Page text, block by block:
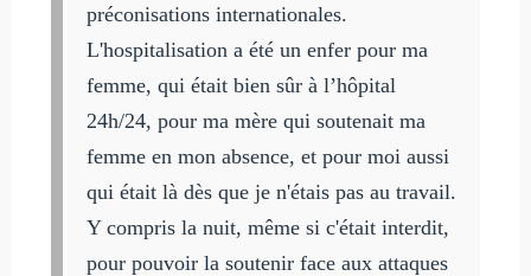
préconisations internationales.
L'hospitalisation a été un enfer pour ma
femme, qui était bien sûr à l’hôpital
24h/24, pour ma mère qui soutenait ma
femme en mon absence, et pour moi aussi
qui était là dès que je n'étais pas au travail.
Y compris la nuit, même si c'était interdit,
pour pouvoir la soutenir face aux attaques